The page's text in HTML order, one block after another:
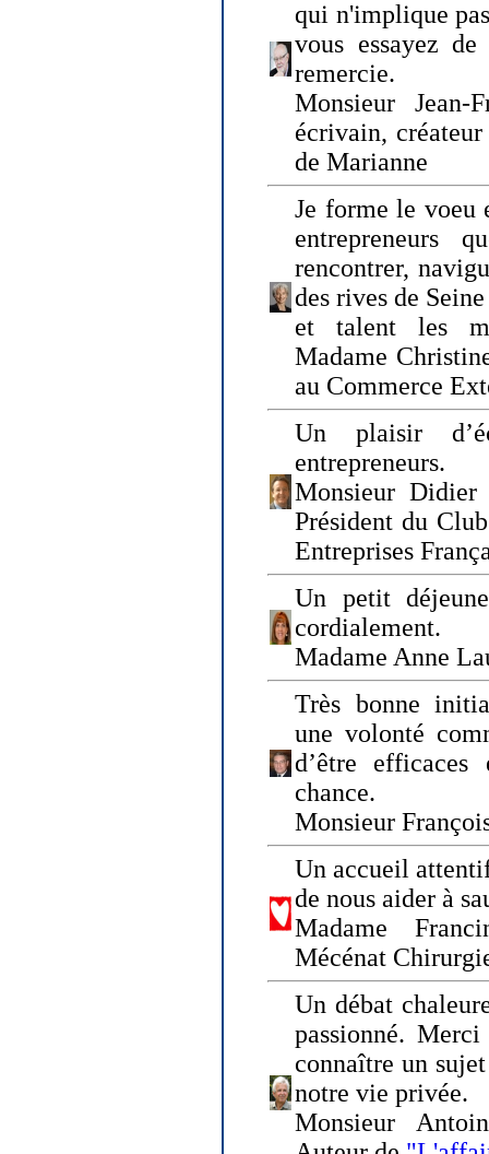
qui n'implique
vous essayez
remercie.
Monsieur Jean-
écrivain,
de Marianne
Je forme le voeu
entrepreneurs
rencontrer,
des rives de
et talent les
Madame
au Commerce
Un plaisir
entrepreneurs.
Monsieur
Président du
Entreprises
Un petit
cordialement.
Madame Anne
Très bonne
une volonté
d’être
chance.
Monsieur
Un accueil
de nous aider à
Madame
Mécénat
Un débat
passionné.
connaître un
notre vie privée.
Monsieur